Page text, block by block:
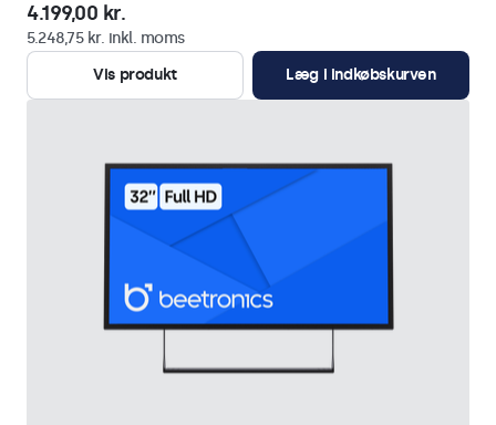
4.199,00 kr.
5.248,75 kr. inkl. moms
Vis produkt
Læg i indkøbskurven